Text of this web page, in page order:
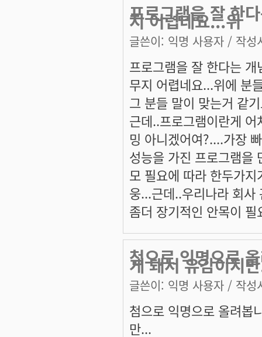
프로그램을 잘 한
지 어렵네요...위
글쓴이: 익명 사용자 / 작성
프로그램을 잘 한다는
무지 어렵네요...위에 분
그 분들 말이 맞는거 같
근데..프로그램이란게
밍 아니겠어여?....가장
성능을 가진 프로그램을
모 필요에 따라 한두가
웅...근데..우리나라 회
좀더 장기적인 안목이
첨으로 익명으로
게 돼서 유감이지
글쓴이: 익명 사용자 / 작성
첨으로 익명으로 올려봅
만...